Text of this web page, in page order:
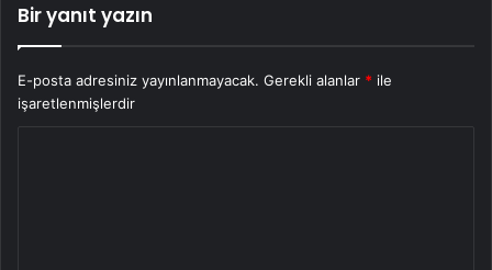
Bir yanıt yazın
E-posta adresiniz yayınlanmayacak. Gerekli alanlar * ile
işaretlenmişlerdir